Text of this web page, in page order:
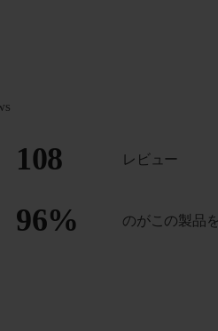
108 レビュー
96% のがこの製品